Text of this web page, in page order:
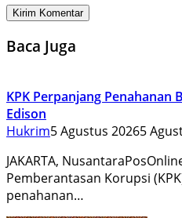
Baca Juga
KPK Perpanjang
Edison
Hukrim5 Agustus 20265
JAKARTA,
Pemberantasan Korupsi
penahanan…